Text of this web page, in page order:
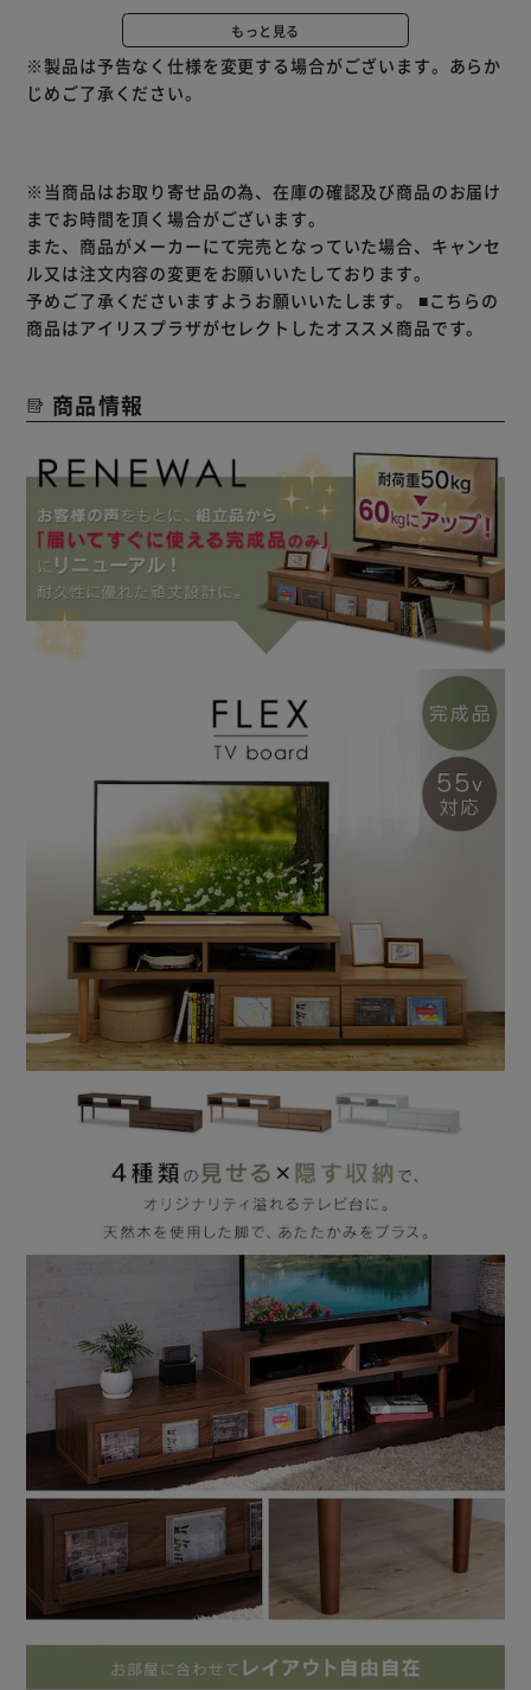
横幅と角度を自由に変えられるので、お部屋に合わせてレイ
アウト自由自在♪
たっぷり収納だから、AV機器から小物まですっきり収納。
スライドレールで引き出しの開閉もスムーズ。
もっと見る
※製品は予告なく仕様を変更する場合がございます。あらか
じめご了承ください。
※当商品はお取り寄せ品の為、在庫の確認及び商品のお届け
までお時間を頂く場合がございます。
また、商品がメーカーにて完売となっていた場合、キャンセ
ル又は注文内容の変更をお願いいたしております。
予めご了承くださいますようお願いいたします。 ■こちらの
商品はアイリスプラザがセレクトしたオススメ商品です。
商品情報